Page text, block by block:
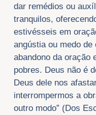
dar remédios ou
tranquilos,
estivésseis em
angústia ou medo
abandono da oração
pobres. Deus não é
Deus dele nos
interrompermos a
outro modo” (Dos